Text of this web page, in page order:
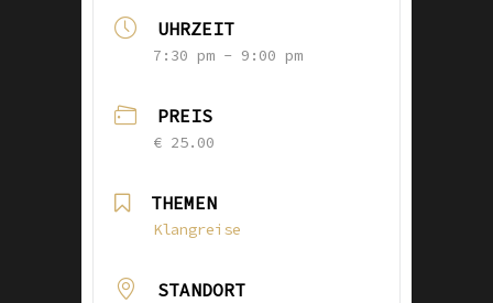
UHRZEIT
7:30 pm - 9:00 pm
PREIS
€ 25.00
THEMEN
Klangreise
STANDORT